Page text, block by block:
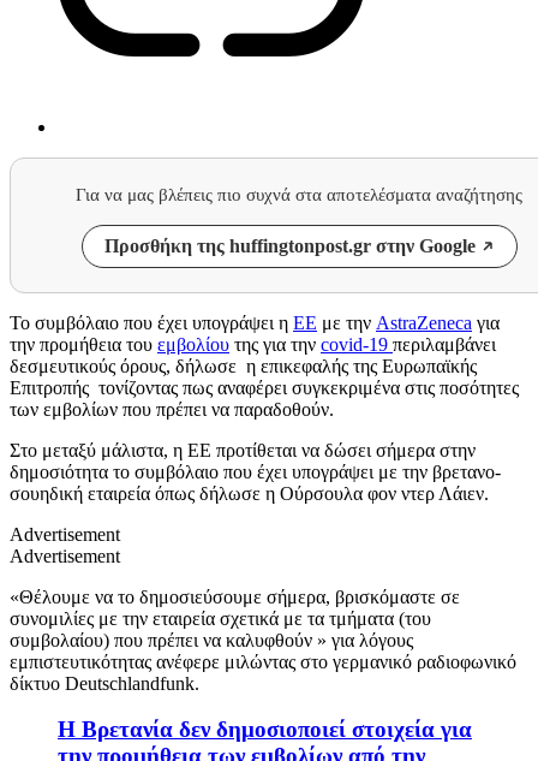
Για να μας βλέπεις πιο συχνά στα αποτελέσματα αναζήτησης
Προσθήκη της huffingtonpost.gr στην Google
Το συμβόλαιο που έχει υπογράψει η ΕΕ με την AstraZeneca για
την προμήθεια του εμβολίου της για την covid-19 περιλαμβάνει
δεσμευτικούς όρους, δήλωσε η επικεφαλής της Ευρωπαϊκής
Επιτροπής τονίζοντας πως αναφέρει συγκεκριμένα στις ποσότητες
των εμβολίων που πρέπει να παραδοθούν.
Στο μεταξύ μάλιστα, η ΕΕ προτίθεται να δώσει σήμερα στην
δημοσιότητα το συμβόλαιο που έχει υπογράψει με την βρετανο-
σουηδική εταιρεία όπως δήλωσε η Ούρσουλα φον ντερ Λάιεν.
Advertisement
Advertisement
«Θέλουμε να το δημοσιεύσουμε σήμερα, βρισκόμαστε σε
συνομιλίες με την εταιρεία σχετικά με τα τμήματα (του
συμβολαίου) που πρέπει να καλυφθούν » για λόγους
εμπιστευτικότητας ανέφερε μιλώντας στο γερμανικό ραδιοφωνικό
δίκτυο Deutschlandfunk.
Η Βρετανία δεν δημοσιοποιεί στοιχεία για